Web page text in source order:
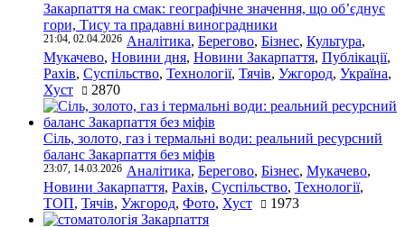
Закарпаття на смак: географічне значення, що об’єднує
гори, Тису та прадавні виноградники
21:04, 02.04.2026 Аналітика, Берегово, Бізнес, Культура,
Мукачево, Новини дня, Новини Закарпаття, Публікації,
Рахів, Суспільство, Технології, Тячів, Ужгород, Україна,
Хуст
2870
Сіль, золото, газ і термальні води: реальний ресурсний
баланс Закарпаття без міфів
23:07, 14.03.2026 Аналітика, Берегово, Бізнес, Мукачево,
Новини Закарпаття, Рахів, Суспільство, Технології,
ТОП, Тячів, Ужгород, Фото, Хуст 1973